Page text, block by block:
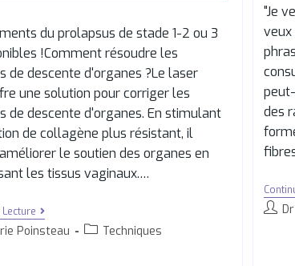
du prolapsus de stade 1-2 ou 3
!Comment résoudre les
de descente d'organes ?Le laser
une solution pour corriger les
de descente d'organes. En stimulant
de collagène plus résistant, il
le soutien des organes en
les tissus vaginaux.…
Lecture
Poinsteau Techniques
"Je
des